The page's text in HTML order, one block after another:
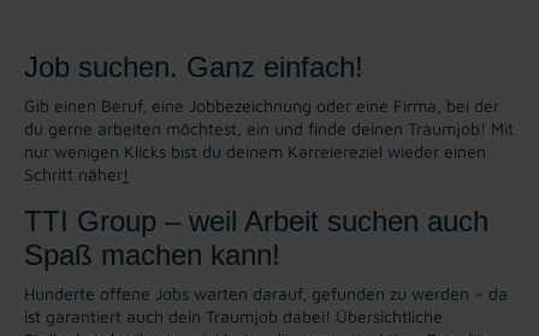
Job suchen. Ganz einfach!
Gib einen Beruf, eine Jobbezeichnung oder eine Firma, bei der
du gerne arbeiten möchtest, ein und finde deinen Traumjob! Mit
nur wenigen Klicks bist du deinem Karreiereziel wieder einen
Schritt näher!
TTI Group – weil Arbeit suchen auch
Spaß machen kann!
Hunderte offene Jobs warten darauf, gefunden zu werden – da
ist garantiert auch dein Traumjob dabei! Übersichtliche